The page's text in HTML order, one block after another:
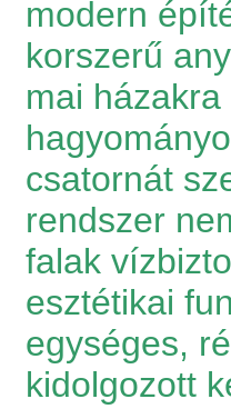
modern
korszerű
mai
csatornát
rendszer
falak
esztétikai
egységes,
kidolgozott